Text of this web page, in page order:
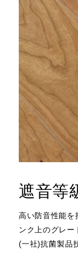
ブラン
・[挽き
・[突き
・[突き板
・[シー
ものづ
お客様窓口
プロユー
フローリング
フローリング
採用情報
遮音等
高い防音性能を
ンク上のグレー
(一社)抗菌製品